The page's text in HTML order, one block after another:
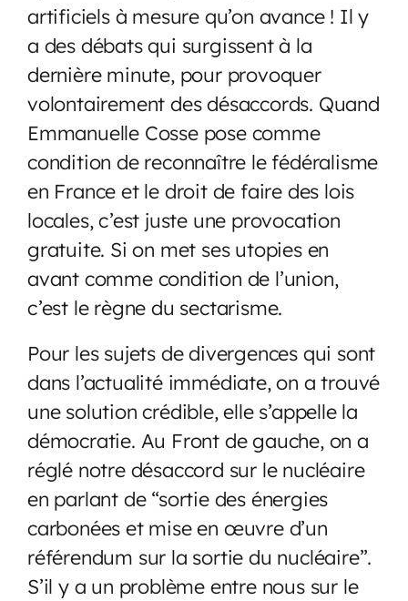
artificiels à mesure qu’on avance ! Il y
a des débats qui surgissent à la
dernière minute, pour provoquer
volontairement des désaccords. Quand
Emmanuelle Cosse pose comme
condition de reconnaître le fédéralisme
en France et le droit de faire des lois
locales, c’est juste une provocation
gratuite. Si on met ses utopies en
avant comme condition de l’union,
c’est le règne du sectarisme.
Pour les sujets de divergences qui sont
dans l’actualité immédiate, on a trouvé
une solution crédible, elle s’appelle la
démocratie. Au Front de gauche, on a
réglé notre désaccord sur le nucléaire
en parlant de “sortie des énergies
carbonées et mise en œuvre d’un
référendum sur la sortie du nucléaire”.
S’il y a un problème entre nous sur le